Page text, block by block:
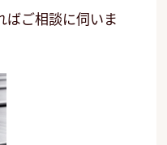
ばご相談に伺いま